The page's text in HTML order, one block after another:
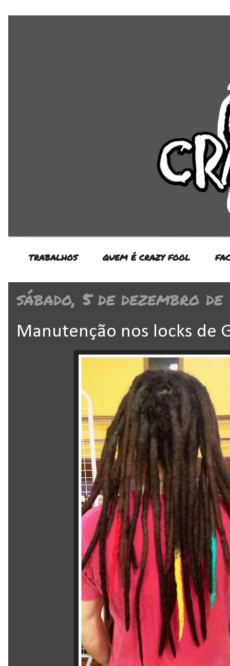
TRABALHOS QUEM É CRAZY FOOL
sábado, 5 de dezembro de
Manutenção nos locks de